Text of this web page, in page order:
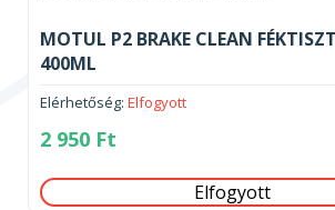
MOTUL P2 BRAKE CLEAN
400ML
Elérhetőség: Elfogyott
2 950 Ft
Elfogyott